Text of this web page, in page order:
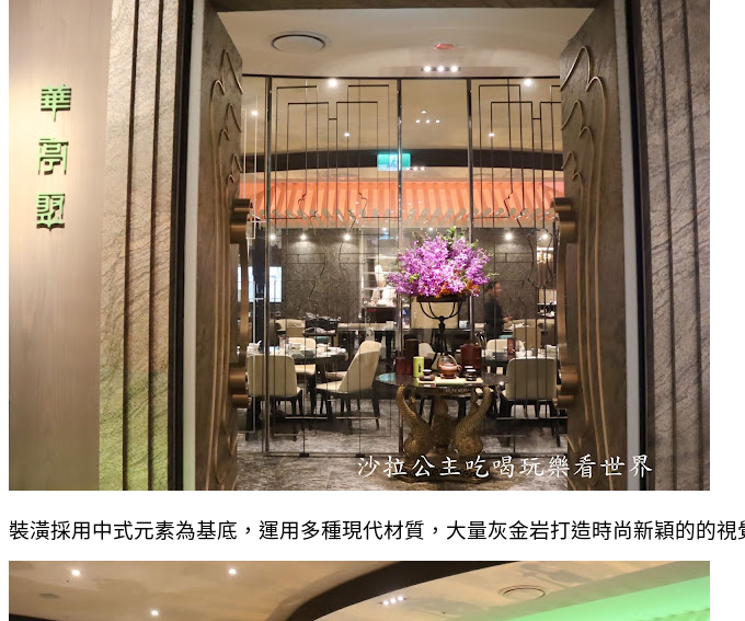
裝潢採用中式元素為基底，運用多種現代材質，大量灰金岩打造時尚新穎的的